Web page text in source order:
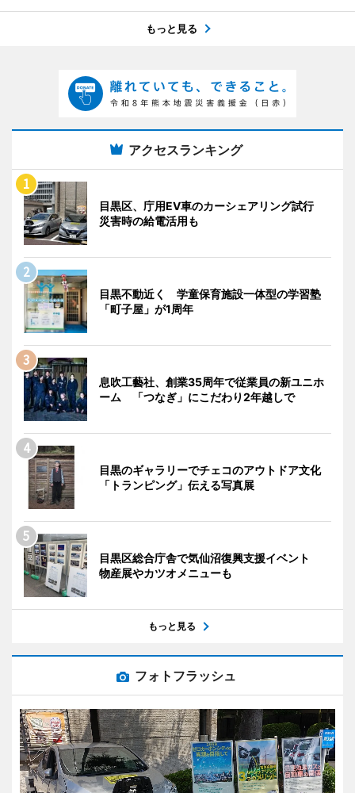
もっと見る
アクセスランキング
目黒区、庁用EV車のカーシェアリング試行
災害時の給電活用も
目黒不動近く 学童保育施設一体型の学習塾
「町子屋」が1周年
息吹工藝社、創業35周年で従業員の新ユニホ
ーム 「つなぎ」にこだわり2年越しで
目黒のギャラリーでチェコのアウトドア文化
「トランピング」伝える写真展
目黒区総合庁舎で気仙沼復興支援イベント
物産展やカツオメニューも
もっと見る
フォトフラッシュ